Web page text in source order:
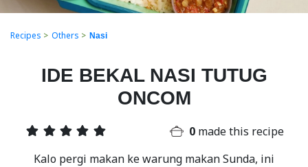
Recipes > Others > Nasi
IDE BEKAL NASI TUTUG
ONCOM
0 made this recipe
Kalo pergi makan ke warung makan Sunda, ini